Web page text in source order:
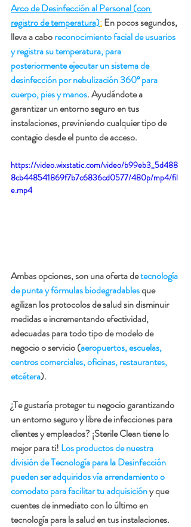
Arco de Desinfección al Personal (con
registro de temperatura): En pocos segundos,
lleva a cabo reconocimiento facial de usuarios
y registra su temperatura, para
posteriormente ejecutar un sistema de
desinfección por nebulización 360º para
cuerpo, pies y manos. Ayudándote a
garantizar un entorno seguro en tus
instalaciones, previniendo cualquier tipo de
contagio desde el punto de acceso.
https://video.wixstatic.com/video/b99eb3_5d488
8cb448541869f7b7c6836cd0577/480p/mp4/fil
e.mp4
Ambas opciones, son una oferta de tecnología
de punta y fórmulas biodegradables que
agilizan los protocolos de salud sin disminuir
medidas e incrementando efectividad,
adecuadas para todo tipo de modelo de
negocio o servicio (aeropuertos, escuelas,
centros comerciales, oficinas, restaurantes,
etcétera).
¿Te gustaría proteger tu negocio garantizando
un entorno seguro y libre de infecciones para
clientes y empleados? ¡Sterile Clean tiene lo
mejor para ti! Los productos de nuestra
división de Tecnología para la Desinfección
pueden ser adquiridos vía arrendamiento o
comodato para facilitar tu adquisición y que
cuentes de inmediato con lo último en
tecnología para la salud en tus instalaciones.